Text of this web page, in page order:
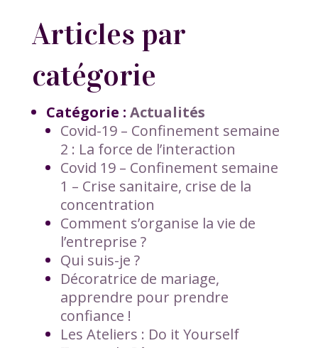
Articles par
catégorie
Catégorie : Actualités
Covid-19 – Confinement semaine
2 : La force de l’interaction
Covid 19 – Confinement semaine
1 – Crise sanitaire, crise de la
concentration
Comment s’organise la vie de
l’entreprise ?
Qui suis-je ?
Décoratrice de mariage,
apprendre pour prendre
confiance !
Les Ateliers : Do it Yourself